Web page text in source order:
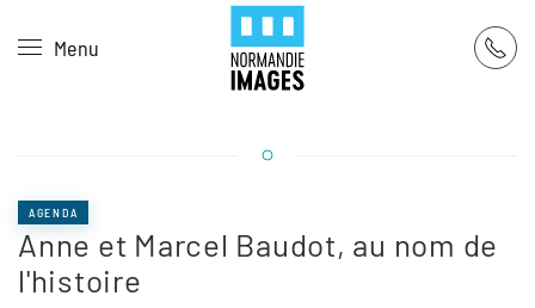
Skip to main content
Menu
AGENDA
Anne et Marcel Baudot, au nom de
l'histoire
Panneau de gestion des cookies